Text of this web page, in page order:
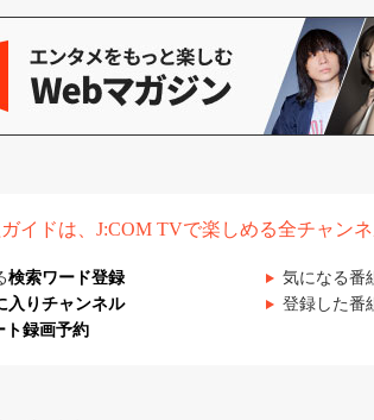
イドは、J:COM TVで楽しめる全チャン
検索ワード登録 気になる番
入りチャンネル 登録した番
ト録画予約